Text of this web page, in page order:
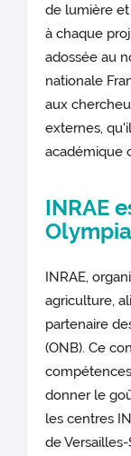
de lumière
à chaque
adossée au
nationale
aux
externes,
académique
INRAE
INRAE,
agriculture,
partenaire
(ONB). Ce
donner le
les centres
de